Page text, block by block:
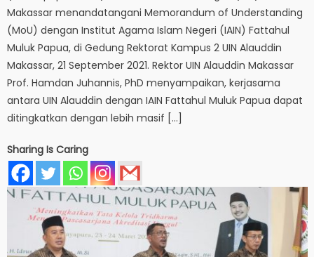
Makassar menandatangani Memorandum of Understanding
(MoU) dengan Institut Agama Islam Negeri (IAIN) Fattahul
Muluk Papua, di Gedung Rektorat Kampus 2 UIN Alauddin
Makassar, 21 September 2021. Rektor UIN Alauddin Makassar
Prof. Hamdan Juhannis, PhD menyampaikan, kerjasama
antara UIN Alauddin dengan IAIN Fattahul Muluk Papua dapat
ditingkatkan dengan lebih masif […]
Sharing Is Caring